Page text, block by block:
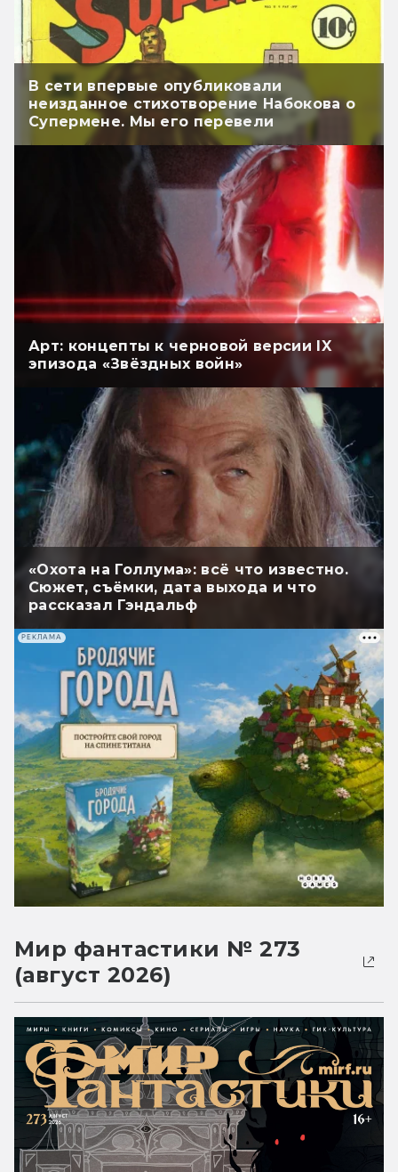
В сети впервые опубликовали
неизданное стихотворение Набокова о
Супермене. Мы его перевели
Арт: концепты к черновой версии IX
эпизода «Звёздных войн»
«Охота на Голлума»: всё что известно.
Сюжет, съёмки, дата выхода и что
рассказал Гэндальф
РЕКЛАМА
Мир фантастики № 273
(август 2026)